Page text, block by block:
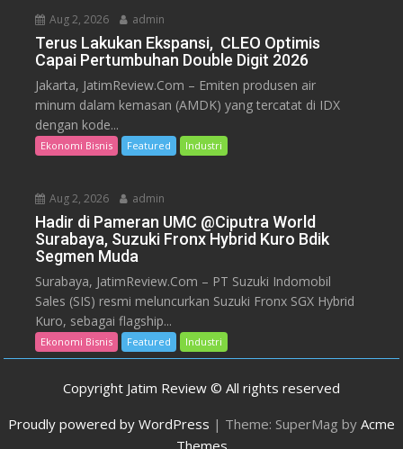
Aug 2, 2026 admin
Terus Lakukan Ekspansi, CLEO Optimis
Capai Pertumbuhan Double Digit 2026
Jakarta, JatimReview.Com – Emiten produsen air
minum dalam kemasan (AMDK) yang tercatat di IDX
dengan kode...
Ekonomi Bisnis Featured Industri
Aug 2, 2026 admin
Hadir di Pameran UMC @Ciputra World
Surabaya, Suzuki Fronx Hybrid Kuro Bdik
Segmen Muda
Surabaya, JatimReview.Com – PT Suzuki Indomobil
Sales (SIS) resmi meluncurkan Suzuki Fronx SGX Hybrid
Kuro, sebagai flagship...
Ekonomi Bisnis Featured Industri
Copyright Jatim Review © All rights reserved
Proudly powered by WordPress | Theme: SuperMag by Acme
Themes